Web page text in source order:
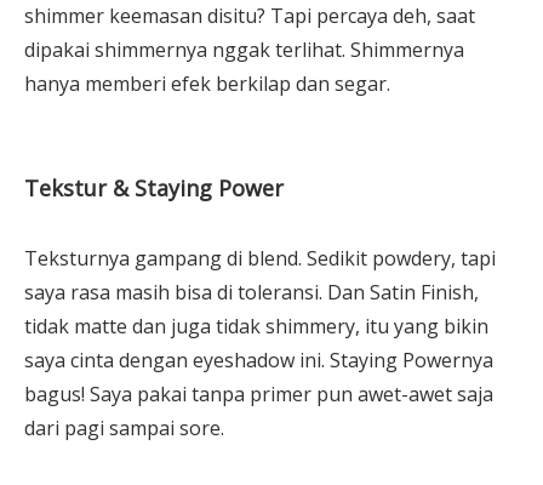
shimmer keemasan disitu? Tapi percaya deh, saat
dipakai shimmernya nggak terlihat. Shimmernya
hanya memberi efek berkilap dan segar.
Tekstur & Staying Power
Teksturnya gampang di blend. Sedikit powdery, tapi
saya rasa masih bisa di toleransi. Dan Satin Finish,
tidak matte dan juga tidak shimmery, itu yang bikin
saya cinta dengan eyeshadow ini. Staying Powernya
bagus! Saya pakai tanpa primer pun awet-awet saja
dari pagi sampai sore.